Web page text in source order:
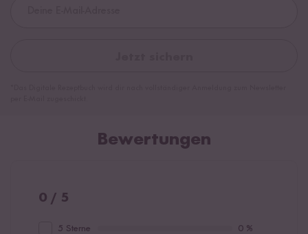
Bewertungen
0 / 5
5 Sterne 0 %